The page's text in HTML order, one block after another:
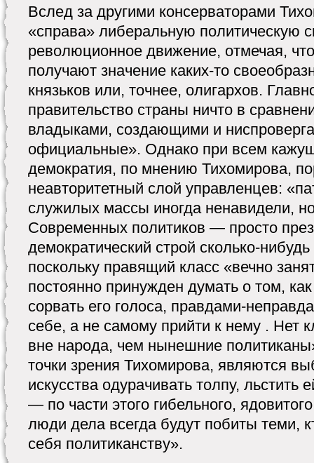
Вслед за другими консерваторами
«справа» либеральную политическую
революционное движение, отмечая,
получают значение каких-то
князьков или, точнее, олигархов.
правительство страны ничто в
владыками, создающими и
официальные». Однако при всем
демократия, по мнению Тихомирова,
неавторитетный слой управленцев:
служилых массы иногда ненавидели,
Современных политиков — просто
демократический строй сколько-
поскольку правящий класс «вечно
постоянно принужден думать о том,
сорвать его голоса, правдами-
себе, а не самому прийти к нему . Нет
вне народа, чем нынешние
точки зрения Тихомирова, являются
искусства одурачивать толпу, льстить
— по части этого гибельного,
люди дела всегда будут побиты теми,
себя политиканству».